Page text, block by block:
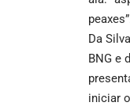
Da
BNG e
iniciar